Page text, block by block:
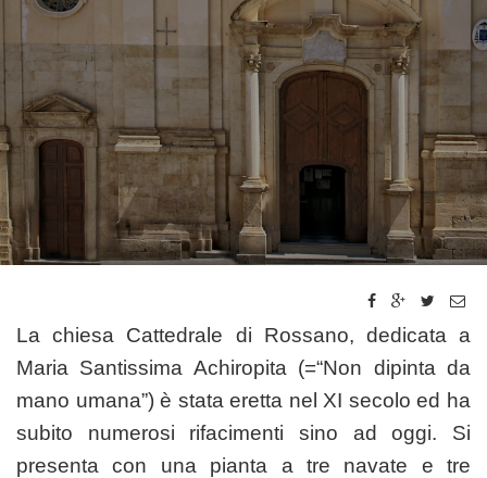
La chiesa Cattedrale di Rossano, dedicata a
Maria Santissima Achiropita (=“Non dipinta da
mano umana”) è stata eretta nel XI secolo ed ha
subito numerosi rifacimenti sino ad oggi. Si
presenta con una pianta a tre navate e tre